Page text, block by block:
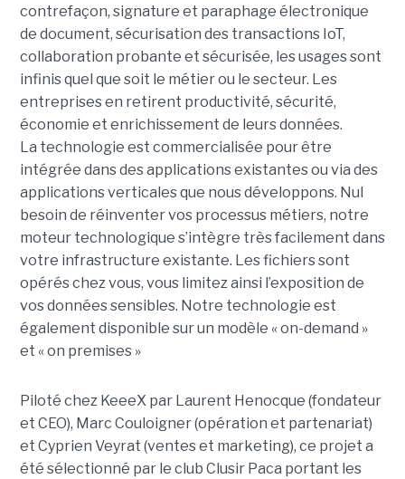
contrefaçon, signature et paraphage électronique
de document, sécurisation des transactions IoT,
collaboration probante et sécurisée, les usages sont
infinis quel que soit le métier ou le secteur. Les
entreprises en retirent productivité, sécurité,
économie et enrichissement de leurs données.
La technologie est commercialisée pour être
intégrée dans des applications existantes ou via des
applications verticales que nous développons. Nul
besoin de réinventer vos processus métiers, notre
moteur technologique s’intègre très facilement dans
votre infrastructure existante. Les fichiers sont
opérés chez vous, vous limitez ainsi l’exposition de
vos données sensibles. Notre technologie est
également disponible sur un modèle « on-demand »
et « on premises »
Piloté chez KeeeX par Laurent Henocque (fondateur
et CEO), Marc Couloigner (opération et partenariat)
et Cyprien Veyrat (ventes et marketing), ce projet a
été sélectionné par le club Clusir Paca portant les